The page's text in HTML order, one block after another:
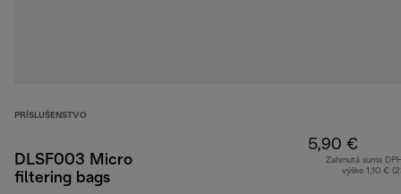
PRÍSLUŠENSTVO
DLSF003 Micro
filtering bags
5,90 €
Zahrnutá suma
výške 1,10 €